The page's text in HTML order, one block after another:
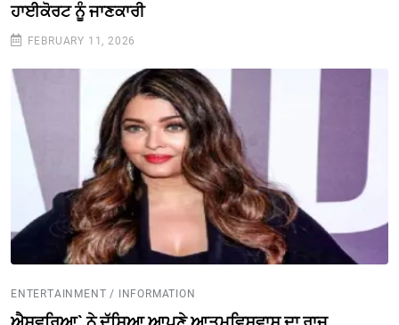
ਹਾਈਕੋਰਟ ਨੂੰ ਜਾਣਕਾਰੀ
FEBRUARY 11, 2026
ENTERTAINMENT / INFORMATION